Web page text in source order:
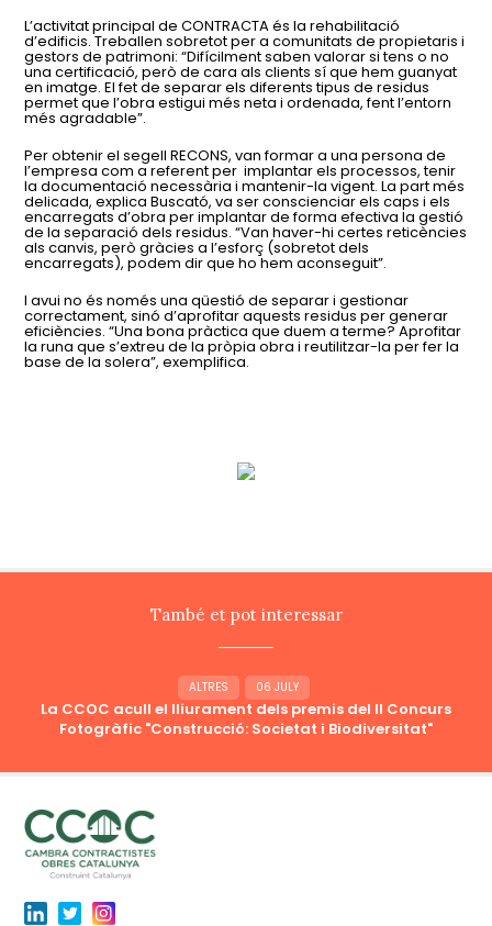
L’activitat principal de CONTRACTA és la rehabilitació
d’edificis. Treballen sobretot per a comunitats de propietaris i
gestors de patrimoni: “Difícilment saben valorar si tens o no
una certificació, però de cara als clients sí que hem guanyat
en imatge. El fet de separar els diferents tipus de residus
permet que l’obra estigui més neta i ordenada, fent l’entorn
més agradable”.
Per obtenir el segell RECONS, van formar a una persona de
l’empresa com a referent per implantar els processos, tenir
la documentació necessària i mantenir-la vigent. La part més
delicada, explica Buscató, va ser conscienciar els caps i els
encarregats d’obra per implantar de forma efectiva la gestió
de la separació dels residus. “Van haver-hi certes reticències
als canvis, però gràcies a l’esforç (sobretot dels
encarregats), podem dir que ho hem aconseguit”.
I avui no és només una qüestió de separar i gestionar
correctament, sinó d’aprofitar aquests residus per generar
eficiències. “Una bona pràctica que duem a terme? Aprofitar
la runa que s’extreu de la pròpia obra i reutilitzar-la per fer la
base de la solera”, exemplifica.
També et pot interessar
ALTRES 06 JULY
La CCOC acull el lliurament dels premis del II Concurs
Fotogràfic "Construcció: Societat i Biodiversitat"